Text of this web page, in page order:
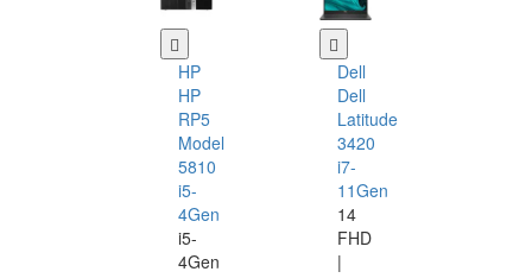
HP
HP
RP5
Model
5810
i5-
4Gen
i5-
4Gen
Dell
Dell
Latitude
3420
i7-
11Gen
14
FHD
|